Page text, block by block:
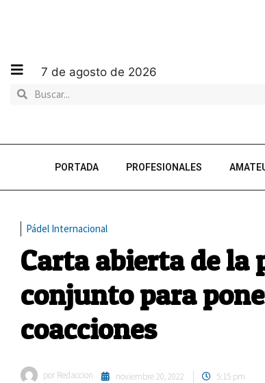
7 de agosto de 2026
PORTADA PROFESIONALES
Pádel Internacional
Carta abierta de la
conjunto para
coacciones
por Redaccion noviembre 20, 2022 5:15 pm